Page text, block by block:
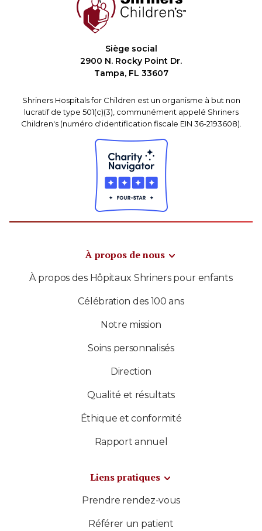
Siège social
2900 N. Rocky Point Dr.
Tampa, FL 33607
Shriners Hospitals for Children est un organisme à but non
lucratif de type 501(c)(3), communément appelé Shriners
Children's (numéro d'identification fiscale EIN 36-2193608).
À propos de nous
À propos des Hôpitaux Shriners pour enfants
Célébration des 100 ans
Notre mission
Soins personnalisés
Direction
Qualité et résultats
Éthique et conformité
Rapport annuel
Liens pratiques
Prendre rendez-vous
Référer un patient